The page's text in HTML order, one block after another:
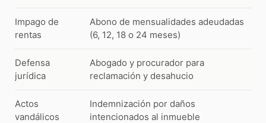
Impago de
rentas
Abono de mensualidades adeudadas
(6, 12, 18 o 24 meses)
Defensa
jurídica
Abogado y procurador para
reclamación y desahucio
Actos
vandálicos
Indemnización por daños
intencionados al inmueble